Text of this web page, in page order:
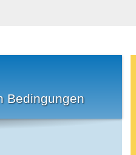
Bedingungen